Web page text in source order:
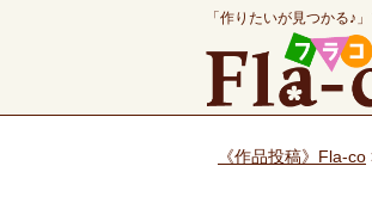
「作りたいが見つかる♪
《作品投稿》Fla-co